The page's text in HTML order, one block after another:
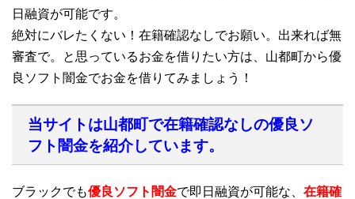
日融資が可能です。
絶対にバレたくない！在籍確認なしでお願い。出来れば無
審査で。と思っているお金を借りたい方は、山都町から優
良ソフト闇金でお金を借りてみましょう！
当サイトは山都町で在籍確認なしの優良ソ
フト闇金を紹介しています。
ブラックでも優良ソフト闇金で即日融資が可能な、 在籍確